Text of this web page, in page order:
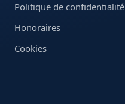
Politique de confidentialité
Honoraires
Cookies